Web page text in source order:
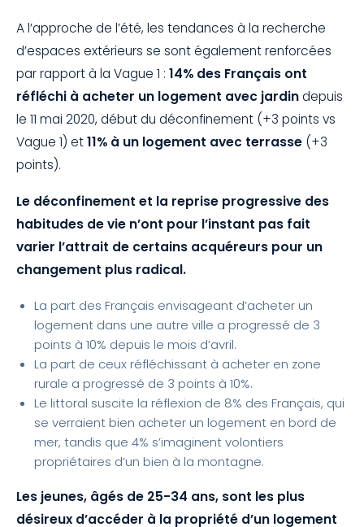
A l’approche de l’été, les tendances à la recherche
d’espaces extérieurs se sont également renforcées
par rapport à la Vague 1 : 14% des Français ont
réfléchi à acheter un logement avec jardindepuis
le 11 mai 2020, début du déconfinement (+3 points vs
Vague 1) et11% à un logement avec terrasse (+3
points).
Le déconfinement et la reprise progressive des
habitudes de vie n’ont pour l’instant pas fait
varier l’attrait de certains acquéreurs pour un
changement plus radical.
La part des Français envisageant d’acheter un
logement dans une autre ville a progressé de 3
points à 10% depuis le mois d’avril.
La part de ceux réfléchissant à acheter en zone
rurale a progressé de 3 points à 10%.
Le littoral suscite la réflexion de 8% des Français, qui
se verraient bien acheter un logement en bord de
mer, tandis que 4% s’imaginent volontiers
propriétaires d’un bien à la montagne.
Les jeunes, âgés de 25-34 ans, sont les plus
désireux d’accéder à la propriété d’un logement